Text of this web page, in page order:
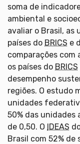
soma de
ambiental e
avaliar o Brasil, as
países do BRICS e
comparações com
os países do BRICS
desempenho
regiões. O estudo
unidades
50% das unidades
de 0,50. O IDEAS
Brasil com 52%